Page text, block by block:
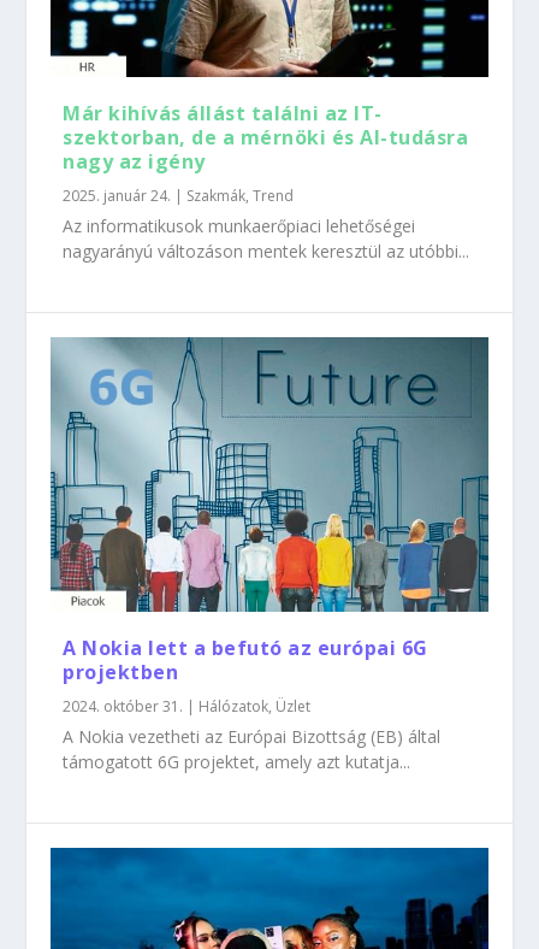
Már kihívás állást találni az IT-
szektorban, de a mérnöki és AI-tudásra
nagy az igény
2025. január 24. | Szakmák,Trend
Az informatikusok munkaerőpiaci lehetőségei
nagyarányú változáson mentek keresztül az utóbbi...
A Nokia lett a befutó az európai 6G
projektben
2024. október 31. | Hálózatok, Üzlet
A Nokia vezetheti az Európai Bizottság (EB) által
támogatott 6G projektet, amely azt kutatja...